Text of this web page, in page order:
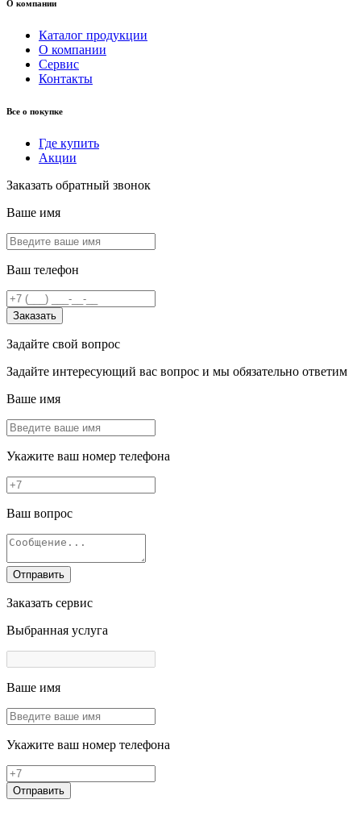
О компании
Каталог продукции
О компании
Сервис
Контакты
Все о покупке
Где купить
Акции
Заказать обратный звонок
Ваше имя
Ваш телефон
Заказать
Задайте свой вопрос
Задайте интересующий вас вопрос и мы обязательно ответим
Ваше имя
Укажите ваш номер телефона
Ваш вопрос
Отправить
Заказать сервис
Выбранная услуга
Ваше имя
Укажите ваш номер телефона
Отправить